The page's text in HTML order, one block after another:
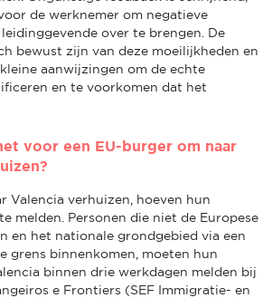
de werknemer om negatieve
over te brengen. De
bewust zijn van deze moeilijkheden en
aanwijzingen om de echte
en te voorkomen dat het
voor een EU-burger om naar
Valencia verhuizen, hoeven hun
melden. Personen die niet de Europese
en het nationale grondgebied via een
grens binnenkomen, moeten hun
binnen drie werkdagen melden bij
e Frontiers (SEF Immigratie- en